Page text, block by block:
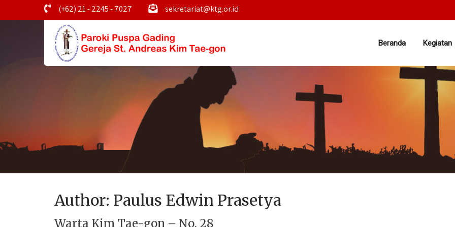
(+62) 21 - 2245 - 7027 sekretariat@ktg.or.id
Beranda Kegiatan
Author: Paulus Edwin Prasetya
Warta Kim Tae-gon – No. 28